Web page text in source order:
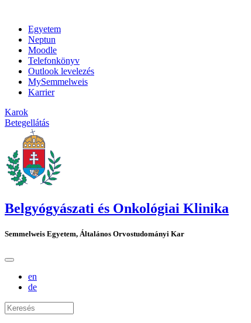
Egyetem
Neptun
Moodle
Telefonkönyv
Outlook levelezés
MySemmelweis
Karrier
Karok
Betegellátás
Belgyógyászati és Onkológiai Klinika
Semmelweis Egyetem, Általános Orvostudományi Kar
en
de